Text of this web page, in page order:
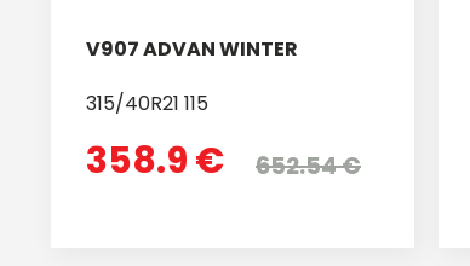
V907 ADVAN WINTER
315/40R21 115
358.9 € 652.54 €